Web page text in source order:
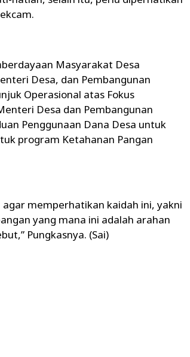
Masyarakat Desa
Desa, dan Pembangunan
Operasional atas Fokus
Desa dan Pembangunan
Penggunaan Dana Desa untuk
program Ketahanan Pangan
memperhatikan kaidah ini, yakni
yang mana ini adalah arahan
Pungkasnya. (Sai)